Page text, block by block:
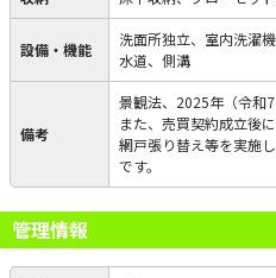
設備・機能
洗面所独立、室内洗濯
水道、側溝
備考
景観法、2025年（令和
また、売買契約成立後
網戸張り替え等を実施
です。
管理情報